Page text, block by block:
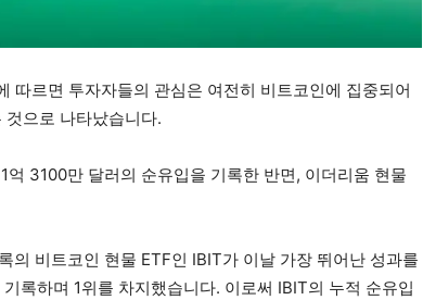
따르면 투자자들의 관심은 여전히 비트코인에 집중되어
으로 나타났습니다.
3100만 달러의 순유입을 기록한 반면, 이더리움 현물
의 비트코인 현물 ETF인 IBIT가 이날 가장 뛰어난 성과를
록하며 1위를 차지했습니다. 이로써 IBIT의 누적 순유입